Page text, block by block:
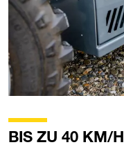
BIS ZU 40 KM/H